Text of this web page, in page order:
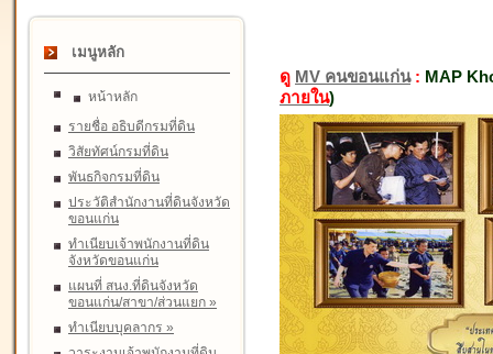
เมนูหลัก
หน้าหลัก
รายชื่อ อธิบดีกรมที่ดิน
วิสัยทัศน์กรมที่ดิน
พันธกิจกรมที่ดิน
ประวัติสำนักงานที่ดินจังหวัด
ขอนแก่น
ทำเนียบเจ้าพนักงานที่ดิน
จังหวัดขอนแก่น
แผนที่ สนง.ที่ดินจังหวัด
ขอนแก่น/สาขา/ส่วนแยก »
ทำเนียบบุคลากร »
ดู MV คนขอนแก่น: MAP
ภายใน)